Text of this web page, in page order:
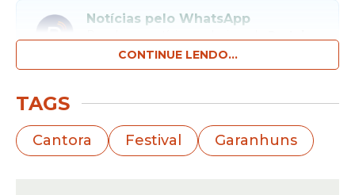
Notícias pelo WhatsApp
de Prefeiturapelo nosso canal.
De acordo com a nota divulgada, o
cancelamento da participação ocorreu
CONTINUE LENDO...
TAGS
Cantora Festival Garanhuns